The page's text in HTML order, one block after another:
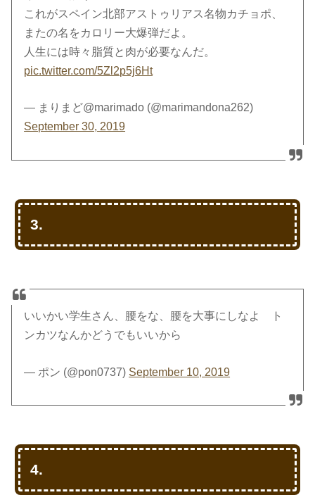
これがスペイン北部アストゥリアス名物カチョポ、
またの名をカロリー大爆弾だよ。
人生には時々脂質と肉が必要なんだ。
pic.twitter.com/5Zl2p5j6Ht
— まりまど@marimado (@marimandona262)
September 30, 2019
3.
いいかい学生さん、腰をな、腰を大事にしなよ ト
ンカツなんかどうでもいいから
— ポン (@pon0737) September 10, 2019
4.